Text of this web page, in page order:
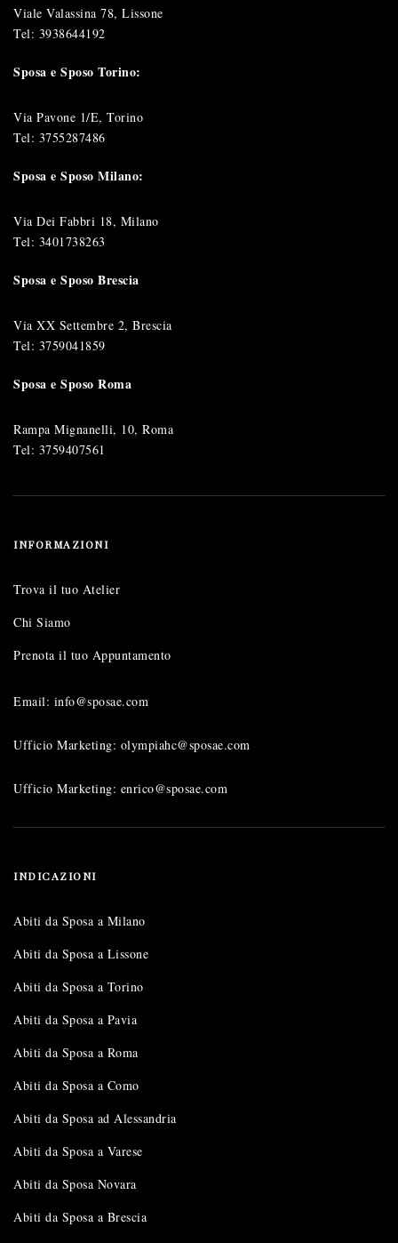
Viale Valassina 78, Lissone
Tel: 3938644192
Sposa e Sposo Torino:
Via Pavone 1/E, Torino
Tel: 3755287486
Sposa e Sposo Milano:
Via Dei Fabbri 18, Milano
Tel: 3401738263
Sposa e Sposo Brescia
Via XX Settembre 2, Brescia
Tel: 3759041859
Sposa e Sposo Roma
Rampa Mignanelli, 10, Roma
Tel: 3759407561
INFORMAZIONI
Trova il tuo Atelier
Chi Siamo
Prenota il tuo Appuntamento
Email: info@sposae.com
Ufficio Marketing: olympiahc@sposae.com
Ufficio Marketing: enrico@sposae.com
INDICAZIONI
Abiti da Sposa a Milano
Abiti da Sposa a Lissone
Abiti da Sposa a Torino
Abiti da Sposa a Pavia
Abiti da Sposa a Roma
Abiti da Sposa a Como
Abiti da Sposa ad Alessandria
Abiti da Sposa a Varese
Abiti da Sposa Novara
Abiti da Sposa a Brescia